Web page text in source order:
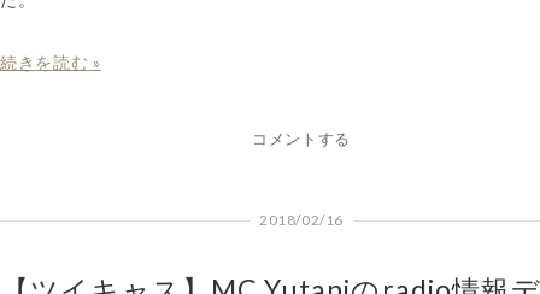
続きを読む »
コメントする
2018/02/16